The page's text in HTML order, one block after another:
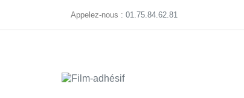
Appelez-nous : 01.75.84.62.81